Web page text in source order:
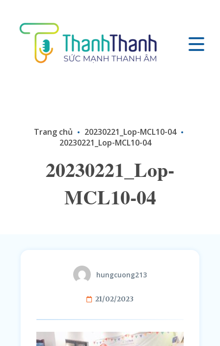
Trang chủ
20230221_Lop-MCL10-04
20230221_Lop-MCL10-04
20230221_Lop-
MCL10-04
hungcuong213
21/02/2023